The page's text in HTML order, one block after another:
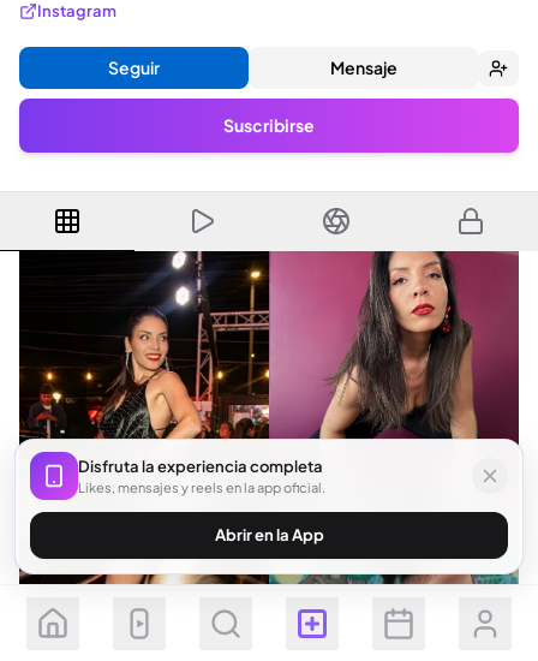
Instagram
Seguir Mensaje
Suscribirse
Seguir Suscribirse
Disfruta la experiencia completa
Likes, mensajes y reels en la app oficial.
Abrir en la App